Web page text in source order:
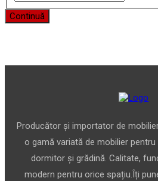
Continuă
Producător și importator de
o gamă variată de mobilier pentru
dormitor și grădină. Calitate,
modern pentru orice spațiu.Îți